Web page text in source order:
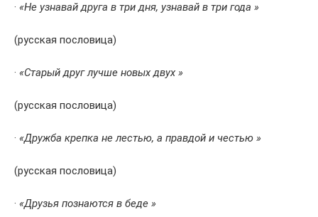
· «Не узнавай друга в три дня, узнавай в три года »
(русская пословица)
· «Старый друг лучше новых двух »
(русская пословица)
· «Дружба крепка не лестью, а правдой и честью »
(русская пословица)
· «Друзья познаются в беде »